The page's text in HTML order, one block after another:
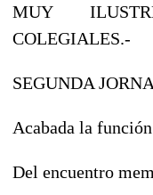
MUY
COLEGIALES.-
SEGUNDA
Acabada la función
Del encuentro